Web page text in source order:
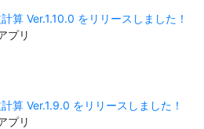
算 Ver.1.10.0 をリリースしました！
プリ
算 Ver.1.9.0 をリリースしました！
プリ